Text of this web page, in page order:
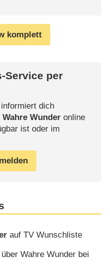
komplett
Service per
dich
Wahre Wunderonline
ist oder im
auf TV Wunschliste
Wahre Wunder bei